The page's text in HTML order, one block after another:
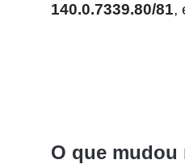
140.0.7339.80/81,
O que mudou